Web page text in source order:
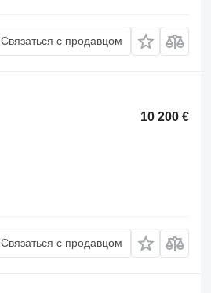
Связаться с продавцом
10 200 €
Связаться с продавцом